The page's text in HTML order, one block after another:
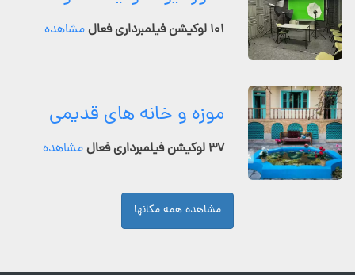
۱۰۱ لوکیشن فیلمبرداری فعال مشاهده
موزه و خانه های قدیمی
۳۷ لوکیشن فیلمبرداری فعال مشاهده
مشاهده همه مکانها